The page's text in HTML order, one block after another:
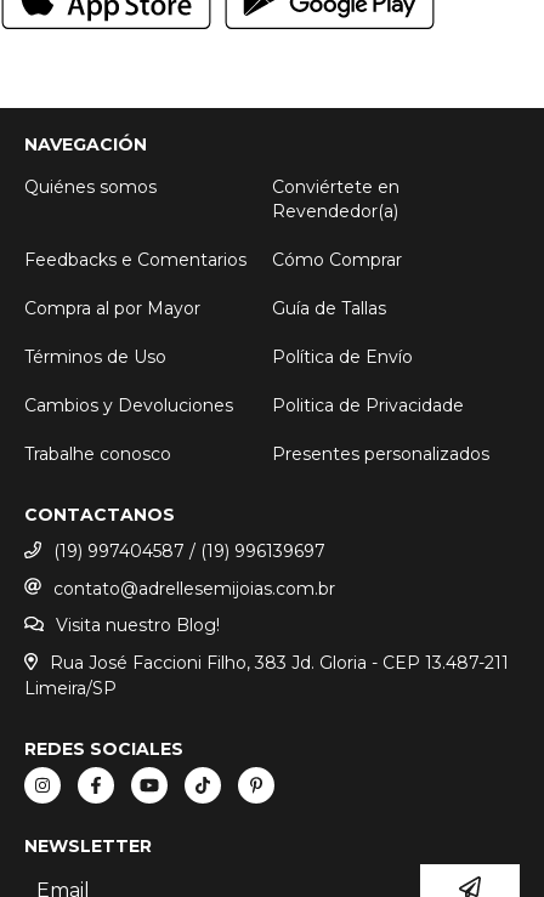
NAVEGACIÓN
Quiénes somos
Conviértete en
Revendedor(a)
Feedbacks e Comentarios Cómo Comprar
Compra al por Mayor Guía de Tallas
Términos de Uso Política de Envío
Cambios y Devoluciones Politica de Privacidade
Trabalhe conosco Presentes personalizados
CONTACTANOS
(19) 997404587 / (19) 996139697
contato@adrellesemijoias.com.br
Visita nuestro Blog!
Rua José Faccioni Filho, 383 Jd. Gloria - CEP 13.487-211
Limeira/SP
REDES SOCIALES
NEWSLETTER